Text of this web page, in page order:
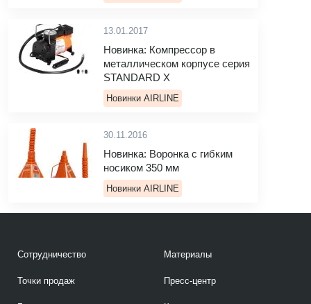
13.01.2017
Новинка: Компрессор в
металлическом корпусе серия
STANDARD Х
Новинки AIRLINE
30.11.2016
Новинка: Воронка с гибким
носиком 350 мм
Новинки AIRLINE
Сотрудничество
Точки продаж
Материалы
Пресс-центр